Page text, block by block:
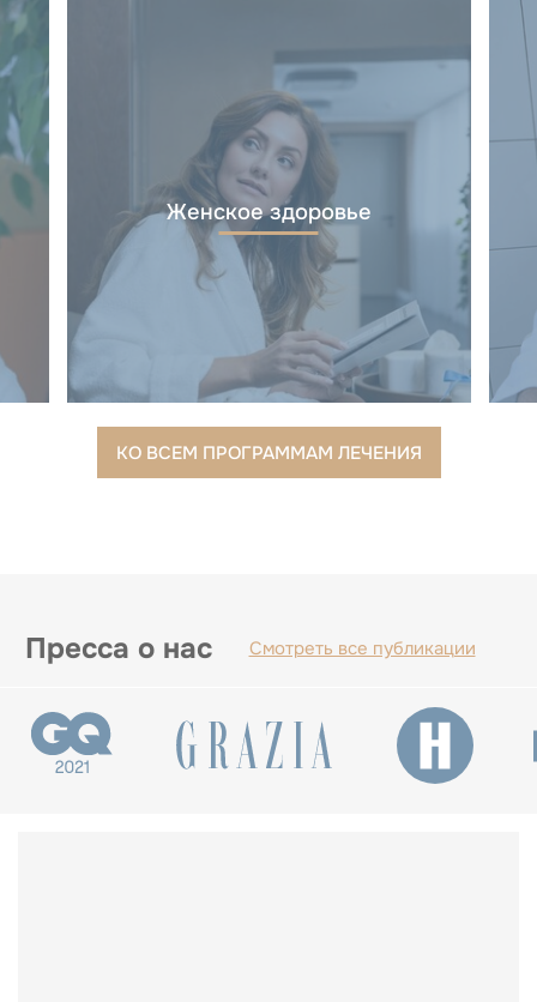
Женское здоровье
КО ВСЕМ ПРОГРАММАМ ЛЕЧЕНИЯ
Пресса о нас Смотреть все публикации